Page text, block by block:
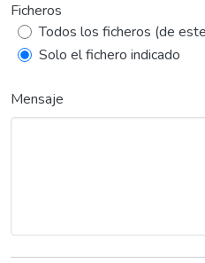
Ficheros
Todos los ficheros (de
Solo el fichero indicado
Mensaje